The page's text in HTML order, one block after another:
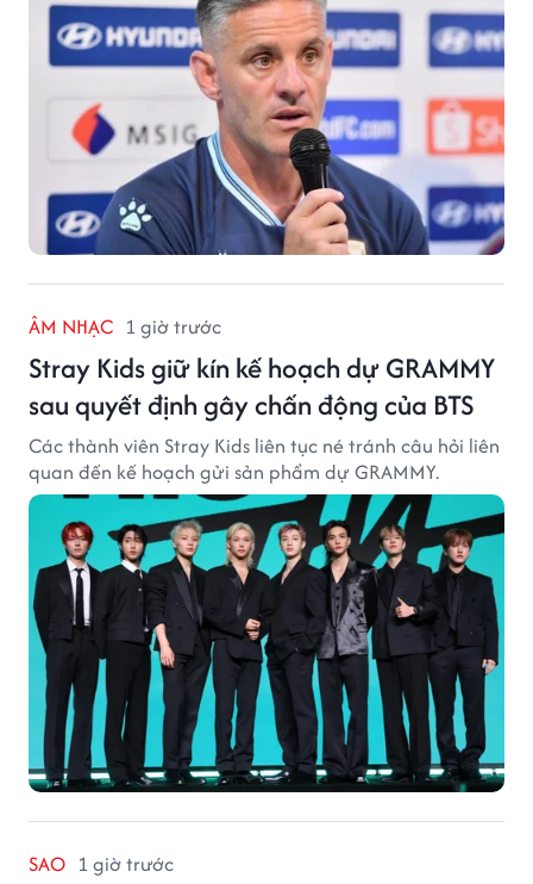
ÂM NHẠC 1 giờ trước
Stray Kids giữ kín kế hoạch dự GRAMMY
sau quyết định gây chấn động của BTS
Các thành viên Stray Kids liên tục né tránh câu hỏi liên
quan đến kế hoạch gửi sản phẩm dự GRAMMY.
SAO 1 giờ trước